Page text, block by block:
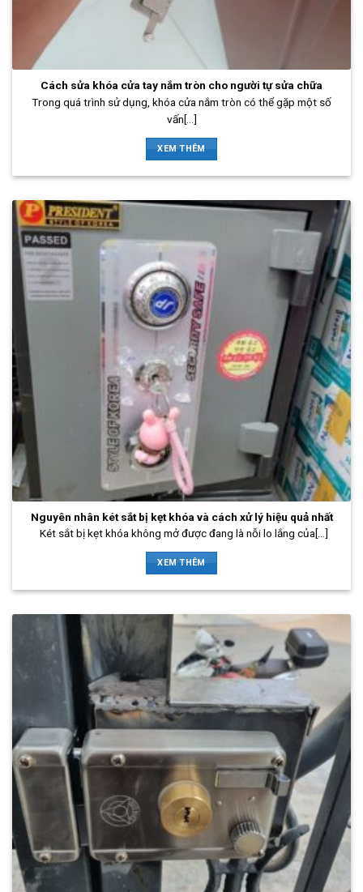
Cách sửa khóa cửa tay nắm tròn cho người tự sửa chữa
Trong quá trình sử dụng, khóa cửa nắm tròn có thể gặp một số
vấn[...]
XEM THÊM
Nguyên nhân két sắt bị kẹt khóa và cách xử lý hiệu quả nhất
Két sắt bị kẹt khóa không mở được đang là nỗi lo lắng của[...]
XEM THÊM